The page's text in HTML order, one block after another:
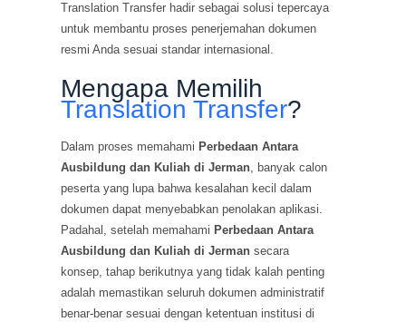
Translation Transfer hadir sebagai solusi tepercaya
untuk membantu proses penerjemahan dokumen
resmi Anda sesuai standar internasional.
Mengapa Memilih
Translation Transfer?
Dalam proses memahami Perbedaan Antara
Ausbildung dan Kuliah di Jerman, banyak calon
peserta yang lupa bahwa kesalahan kecil dalam
dokumen dapat menyebabkan penolakan aplikasi.
Padahal, setelah memahami Perbedaan Antara
Ausbildung dan Kuliah di Jerman secara
konsep, tahap berikutnya yang tidak kalah penting
adalah memastikan seluruh dokumen administratif
benar-benar sesuai dengan ketentuan institusi di